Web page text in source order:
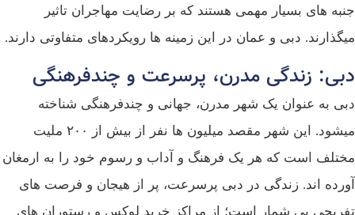
جنبه‌ های بسیار مهمی هستند که بر رضایت مهاجران تاثیر
میگذارند. دبی و عمان در این زمینه‌ ها رویکردهای متفاوتی دارند.
دبی: زندگی مدرن، پرسرعت و چندفرهنگی
دبی به عنوان یک شهر مدرن، جهانی و چندفرهنگی شناخته
میشود. این شهر مقصد میلیون‌ ها نفر از بیش از ۲۰۰ ملیت
مختلف است که هر یک فرهنگ و آداب و رسوم خود را به ارمغان
آورده‌ اند. زندگی در دبی پرسرعت، پر از هیجان و فرصت‌ های
تفریحی بی‌ شمار است؛ از مراکز خرید لوکس و رستوران‌ های